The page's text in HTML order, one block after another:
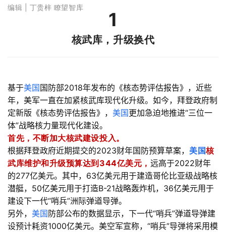
编辑 | 丁贵梓 瞭望智库
1
核武库，升级换代
基于美国 国防部2018年发布的《核态势评估报告》，近些
年，美军一直在加紧核武库现代化升级。如今，拜登政府制
定新版《核态势评估报告》， 美国更加急迫地推进“三位一
体”战略核力量现代化建设。
首先，不断加大核武建设投入。
根据拜登政府近期提交的2023财年国防预算草案， 美国核
武库维护和升级预算达到344亿美元， 远高于2022财年
的277亿美元。其中，63亿美元用于建造哥伦比亚级战略核
潜艇，50亿美元用于打造B-21战略轰炸机，36亿美元用于
建设下一代“哨兵”洲际弹道导弹。
另外， 美国 防部公布的数据显示，下一代“哨兵”弹道导弹建
设预计耗资1000亿美元。美空军宣称，“哨兵”导弹将采用模